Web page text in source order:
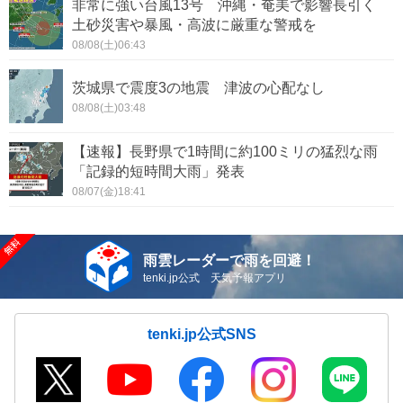
非常に強い台風13号 沖縄・奄美で影響長引く
土砂災害や暴風・高波に厳重な警戒を
08/08(土)06:43
茨城県で震度3の地震 津波の心配なし
08/08(土)03:48
【速報】長野県で1時間に約100ミリの猛烈な雨
「記録的短時間大雨」発表
08/07(金)18:41
雨雲レーダーで雨を回避！
tenki.jp公式 天気予報アプリ
tenki.jp公式SNS